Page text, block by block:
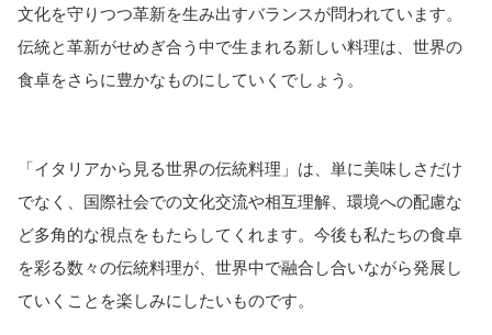
文化を守りつつ革新を生み出すバランスが問われています。
伝統と革新がせめぎ合う中で生まれる新しい料理は、世界の
食卓をさらに豊かなものにしていくでしょう。
「イタリアから見る世界の伝統料理」は、単に美味しさだけ
でなく、国際社会での文化交流や相互理解、環境への配慮な
ど多角的な視点をもたらしてくれます。今後も私たちの食卓
を彩る数々の伝統料理が、世界中で融合し合いながら発展し
ていくことを楽しみにしたいものです。